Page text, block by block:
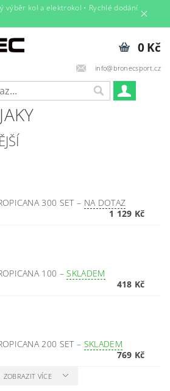
výběr kol a elektrokol • Rychlé dodání
info@bronecsport.cz
0 Kč
300 SET– NA DOTAZ
1 129 Kč
100 – SKLADEM
418 Kč
200 SET– SKLADEM
769 Kč
ZOBRAZIT VÍCE